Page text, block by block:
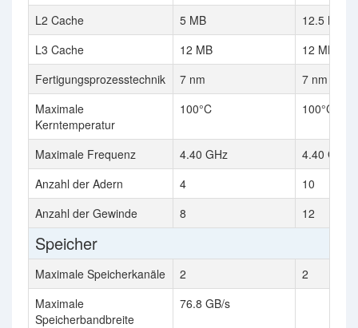
L2 Cache
5 MB
12.5 MB
L3 Cache
12 MB
12 MB
Fertigungsprozesstechnik
7 nm
7 nm
Maximale
Kerntemperatur
100°C 100°C
Maximale Frequenz 4.40 GHz
4.40 GHz
Anzahl der Adern
4
10
Anzahl der Gewinde
8 12
Speicher
Maximale Speicherkanäle 2
2
Maximale
Speicherbandbreite
76.8 GB/s